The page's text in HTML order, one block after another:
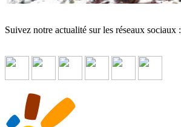
Suivez notre actualité sur les réseaux sociaux :